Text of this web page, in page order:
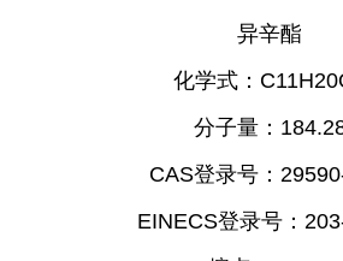
异辛酯
化学式：
分子量：
CAS登录号：
EINECS登录号：